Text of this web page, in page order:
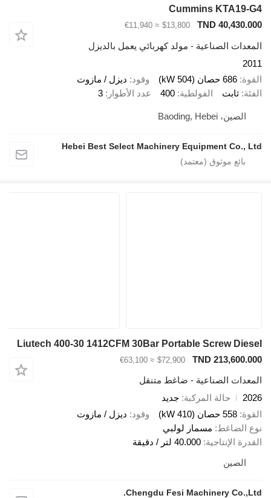
Cummins
TND
$13,800
≈ €11,940
الصناعية - مولد كهربائي يعمل بالديزل
686 حصان (504 kW) وقود
ديزل / مازوت
ثابت
الفولطية 400 عدد الأطوار 3
Hebei Best Select Machinery Equipment
Liutech 400-30 1412CFM 30Bar Portable Screw
TND
$72,900
≈ €63,100
الصناعية - ضاغط متنقل
حالة المركبة جديد
558 حصان (410 kW)
وقود
ديزل / مازوت
مسمار لولبي
40.000 لتر / دقيقة
Chengdu Fesi Machinery